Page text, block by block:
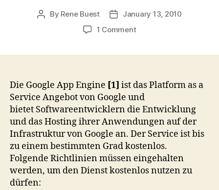
Post
By Rene Buest
PostJanuary 13, 2010
1 Commenton
Die Google App Engine [1] ist das Platform as a
Service Angebot von Google und
bietet Softwareentwicklern die Entwicklung
und das Hosting ihrer Anwendungen auf der
Infrastruktur von Google an. Der Service ist bis
zu einem bestimmten Grad kostenlos.
Folgende Richtlinien müssen eingehalten
werden, um den Dienst kostenlos nutzen zu
dürfen: